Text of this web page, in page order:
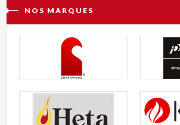
NOS MARQUES